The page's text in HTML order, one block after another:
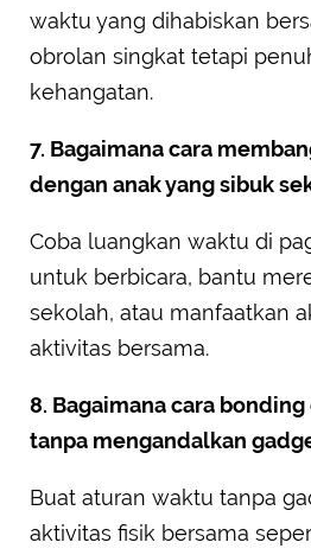
waktu yang dihabiskan
obrolan singkat tetapi
kehangatan.
7. Bagaimana cara
dengan anak yang sibuk
Coba luangkan waktu di
untuk berbicara, bantu
sekolah, atau manfaatkan
aktivitas bersama.
8. Bagaimana cara
tanpa mengandalkan
Buat aturan waktu tanpa
aktivitas fisik bersama